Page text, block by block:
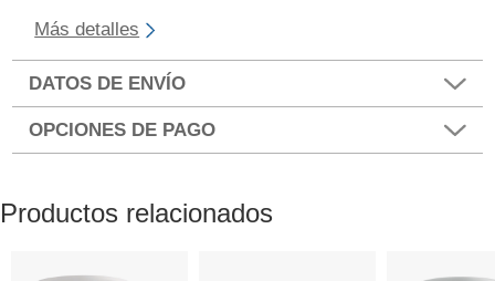
Más detalles
DATOS DE ENVÍO
OPCIONES DE PAGO
Productos relacionados